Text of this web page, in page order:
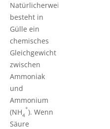
Natürlicherweise
besteht in
Gülle ein
chemisches
Gleichgewicht
zwischen
Ammoniak
und
Ammonium
(NH4
+). Wenn
Säure